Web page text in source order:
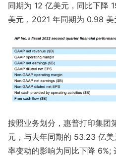
同期为 12 亿美元，同比下降
美元，2021 年同期为 0.98 美
按照业务划分，惠普打印集团
元，与去年同期的 53.23 亿
率变动的影响为同比下降 6%;